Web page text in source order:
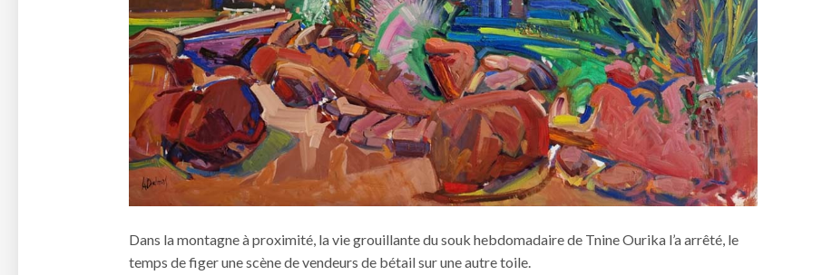
Dans la montagne à proximité, la vie grouillante du souk hebdomadaire de Tnine Ourika l’a arrêté, le
temps de figer une scène de vendeurs de bétail sur une autre toile.